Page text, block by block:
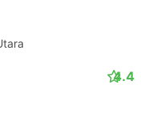
4.4